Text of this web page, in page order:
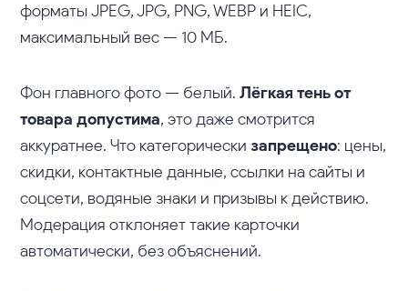
форматы JPEG, JPG, PNG, WEBP и HEIC,
максимальный вес — 10 МБ.
Фон главного фото — белый.Лёгкая тень от
товара допустима, это даже смотрится
аккуратнее. Что категорически запрещено: цены,
скидки, контактные данные, ссылки на сайты и
соцсети, водяные знаки и призывы к действию.
Модерация отклоняет такие карточки
автоматически, без объяснений.